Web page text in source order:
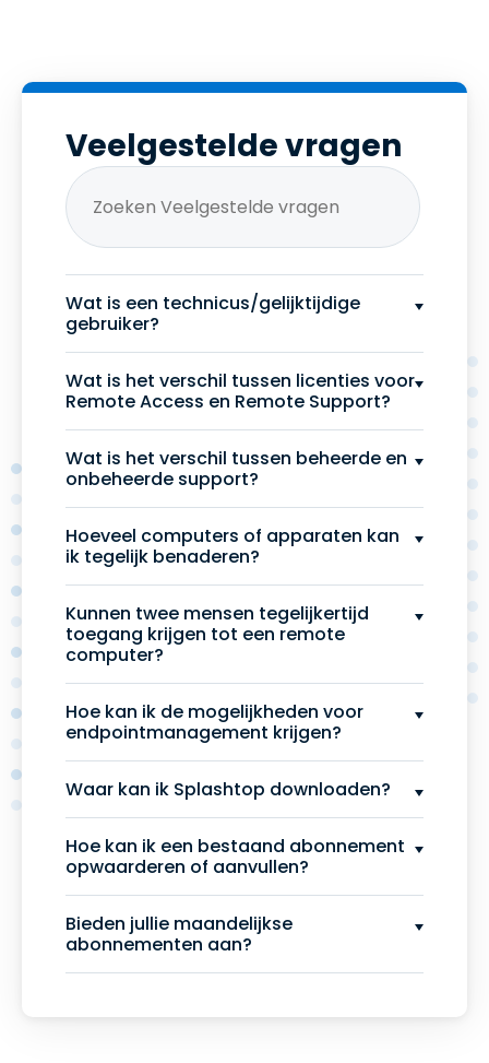
Veelgestelde vragen
Wat is een technicus/gelijktijdige
gebruiker?
Wat is het verschil tussen licenties voor
Remote Access en Remote Support?
Wat is het verschil tussen beheerde en
onbeheerde support?
Hoeveel computers of apparaten kan
ik tegelijk benaderen?
Kunnen twee mensen tegelijkertijd
toegang krijgen tot een remote
computer?
Hoe kan ik de mogelijkheden voor
endpointmanagement krijgen?
Waar kan ik Splashtop downloaden?
Hoe kan ik een bestaand abonnement
opwaarderen of aanvullen?
Bieden jullie maandelijkse
abonnementen aan?